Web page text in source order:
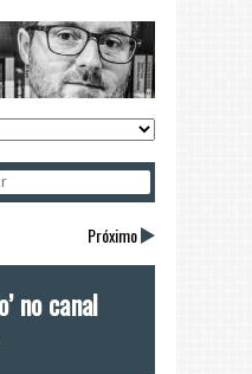
Próximo
no canal